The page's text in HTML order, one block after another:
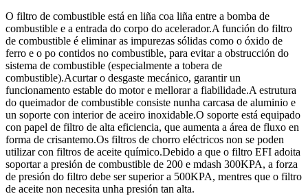
O filtro de combustible está en liña coa liña entre a bomba de
combustible e a entrada do corpo do acelerador.A función do filtro
de combustible é eliminar as impurezas sólidas como o óxido de
ferro e o po contidos no combustible, para evitar a obstrucción do
sistema de combustible (especialmente a tobera de
combustible).Acurtar o desgaste mecánico, garantir un
funcionamento estable do motor e mellorar a fiabilidade.A estrutura
do queimador de combustible consiste nunha carcasa de aluminio e
un soporte con interior de aceiro inoxidable.O soporte está equipado
con papel de filtro de alta eficiencia, que aumenta a área de fluxo en
forma de crisantemo.Os filtros de chorro eléctricos non se poden
utilizar con filtros de aceite químico.Debido a que o filtro EFI adoita
soportar a presión de combustible de 200 e mdash 300KPA, a forza
de presión do filtro debe ser superior a 500KPA, mentres que o filtro
de aceite non necesita unha presión tan alta.